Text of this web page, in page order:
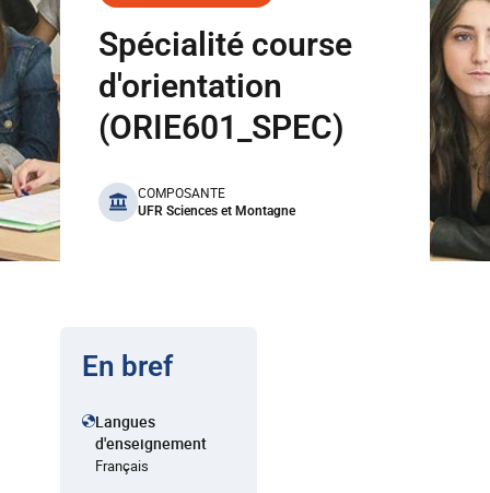
Spécialité course
d'orientation
(ORIE601_SPEC)
benefits
COMPOSANTE
UFR Sciences et Montagne
En bref
Langues
d'enseignement
Français